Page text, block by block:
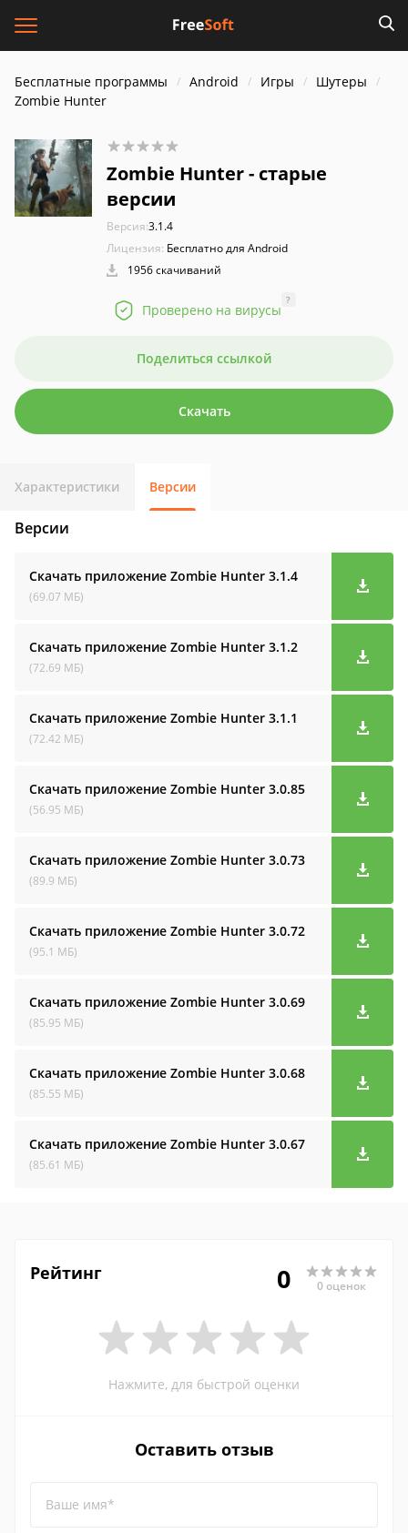
Бесплатные программы Android Игры
Шутеры
Zombie Hunter
Zombie Hunter - старые
версии
Версия:3.1.4
Лицензия: Бесплатно для Android
1956 скачиваний
Проверено на вирусы
?
Поделиться ссылкой
Скачать
Характеристики Версии
Версии
Скачать приложение Zombie Hunter 3.1.4
(69.07 МБ)
Скачать приложение Zombie Hunter 3.1.2
(72.69 МБ)
Скачать приложение Zombie Hunter 3.1.1
(72.42 МБ)
Скачать приложение Zombie Hunter 3.0.85
(56.95 МБ)
Скачать приложение Zombie Hunter 3.0.73
(89.9 МБ)
Скачать приложение Zombie Hunter 3.0.72
(95.1 МБ)
Скачать приложение Zombie Hunter 3.0.69
(85.95 МБ)
Скачать приложение Zombie Hunter 3.0.68
(85.55 МБ)
Скачать приложение Zombie Hunter 3.0.67
(85.61 МБ)
Рейтинг 0 0 оценок
Нажмите, для быстрой оценки
Оставить отзыв
Ваше имя*